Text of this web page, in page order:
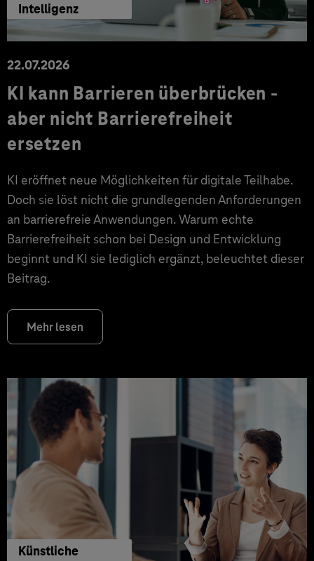
Intelligenz
22.07.2026
KI kann Barrieren überbrücken -
aber nicht Barrierefreiheit
ersetzen
KI eröffnet neue Möglichkeiten für digitale Teilhabe.
Doch sie löst nicht die grundlegenden Anforderungen
an barrierefreie Anwendungen. Warum echte
Barrierefreiheit schon bei Design und Entwicklung
beginnt und KI sie lediglich ergänzt, beleuchtet dieser
Beitrag.
Mehr lesen
Künstliche